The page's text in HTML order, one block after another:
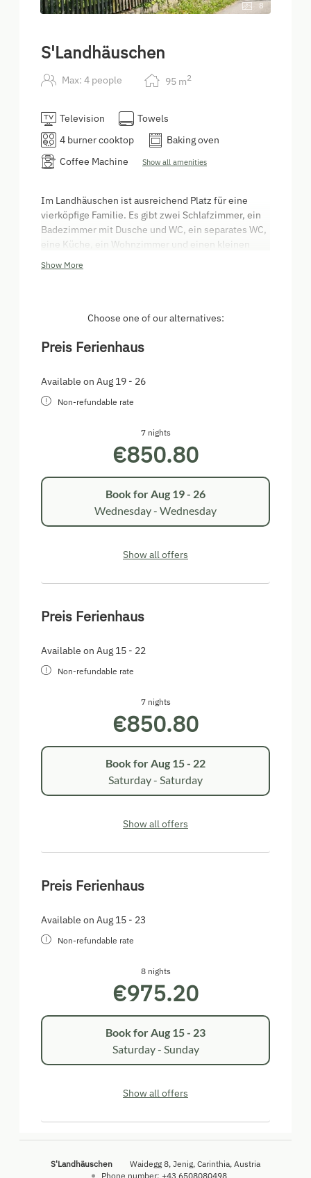
8
S'Landhäuschen
Max: 4 people 95 m2
Television
Towels
4 burner cooktop
Baking oven
Coffee Machine
Show all amenities
Im Landhäuschen ist ausreichend Platz für eine
vierköpfige Familie. Es gibt zwei Schlafzimmer, ein
Badezimmer mit Dusche und WC, ein separates WC,
eine Küche, ein Wohnzimmer und einen kleinen
Vorraum. Zusätzlich dazu gibt es noch ein Carport
mit einem kleinen Schuppen.
Show More
Choose one of our alternatives:
Preis Ferienhaus
Available on Aug 19 - 26
Non-refundable rate
7 nights
€850.80
Book for Aug 19 - 26
Wednesday - Wednesday
Show all offers
Preis Ferienhaus
Available on Aug 15 - 22
Non-refundable rate
7 nights
€850.80
Book for Aug 15 - 22
Saturday - Saturday
Show all offers
Preis Ferienhaus
Available on Aug 15 - 23
Non-refundable rate
8 nights
€975.20
Book forAug 15 - 23
Saturday - Sunday
Show all offers
S'Landhäuschen Waidegg 8 Jenig Carinthia Austria
Phone number: +43 6508080498